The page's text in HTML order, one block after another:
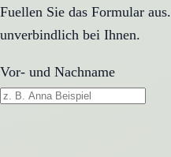
Fuellen Sie das Formular
unverbindlich bei Ihnen.
Vor- und Nachname